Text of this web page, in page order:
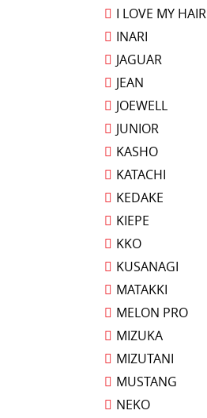
I LOVE MY HAIR
INARI
JAGUAR
JEAN
JOEWELL
JUNIOR
KASHO
KATACHI
KEDAKE
KIEPE
KKO
KUSANAGI
MATAKKI
MELON PRO
MIZUKA
MIZUTANI
MUSTANG
NEKO